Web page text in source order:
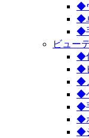
◆
◆
◆
ビュー
◆
◆
◆
◆
◆
◆
◆